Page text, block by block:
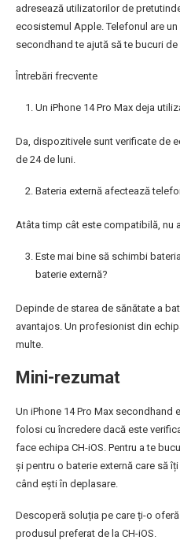
adresează utilizatorilor de
ecosistemul Apple. Telefonul are
secondhand te ajută să te bucuri
Întrebări frecvente
Un iPhone 14 Pro Max deja
Da, dispozitivele sunt verificate de
de 24 de luni.
Bateria externă afectează
Atâta timp cât este compatibilă, nu
Este mai bine să schimbi
baterie externă?
Depinde de starea de sănătate a
avantajos. Un profesionist din
multe.
Mini-rezumat
Un iPhone 14 Pro Max secondhand
folosi cu încredere dacă este
face echipa CH-iOS. Pentru a te
și pentru o baterie externă care să
când ești în deplasare.
Descoperă soluția pe care ți-o
produsul preferat de la CH-iOS.